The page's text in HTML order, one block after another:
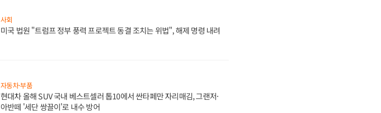
사회
미국 법원 "트럼프 정부 풍력 프로젝트 동결 조치는 위법", 해제 명령 내려
자동차·부품
현대차 올해 SUV 국내 베스트셀러 톱10에서 싼타페만 자리매김, 그랜저·
아반떼 '세단 쌍끌이'로 내수 방어